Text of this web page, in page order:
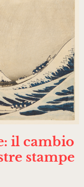
il cambio
stampe